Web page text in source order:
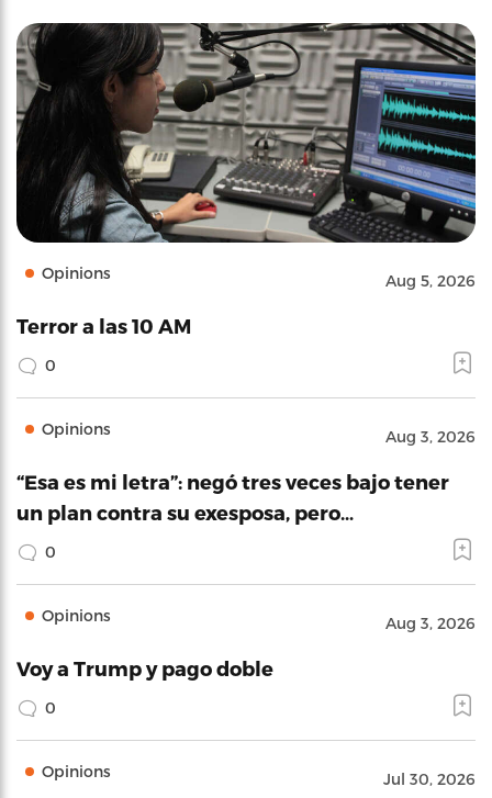
Opinions Aug 5, 2026
Terror a las 10 AM
0
Opinions Aug 3, 2026
“Esa es mi letra”: negó tres veces bajo tener
un plan contra su exesposa, pero…
0
Opinions Aug 3, 2026
Voy a Trump y pago doble
0
Opinions Jul 30, 2026